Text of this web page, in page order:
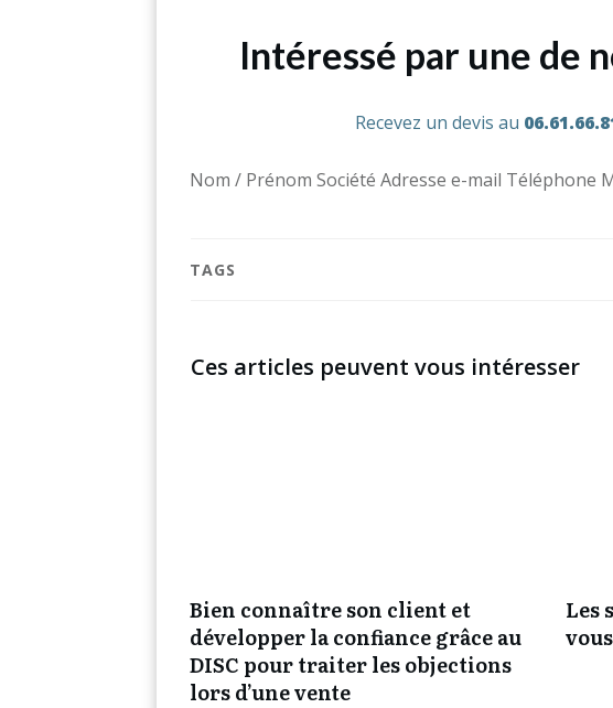
Intéressé par une de
Recevez un devis au
Nom / Prénom Société Adresse e-mail Téléphone
TAGS
Ces articles peuvent vous intéresser
Bien connaître son client et
développer la confiance grâce au
DISC pour traiter les objections
lors d’une vente
Les